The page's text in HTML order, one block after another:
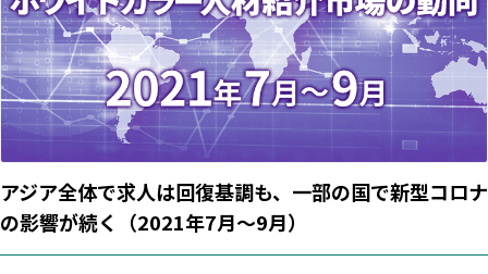
アジア全体で求人は回復基調も、一部の国で新型コロナ
の影響が続く（2021年7月～9月）